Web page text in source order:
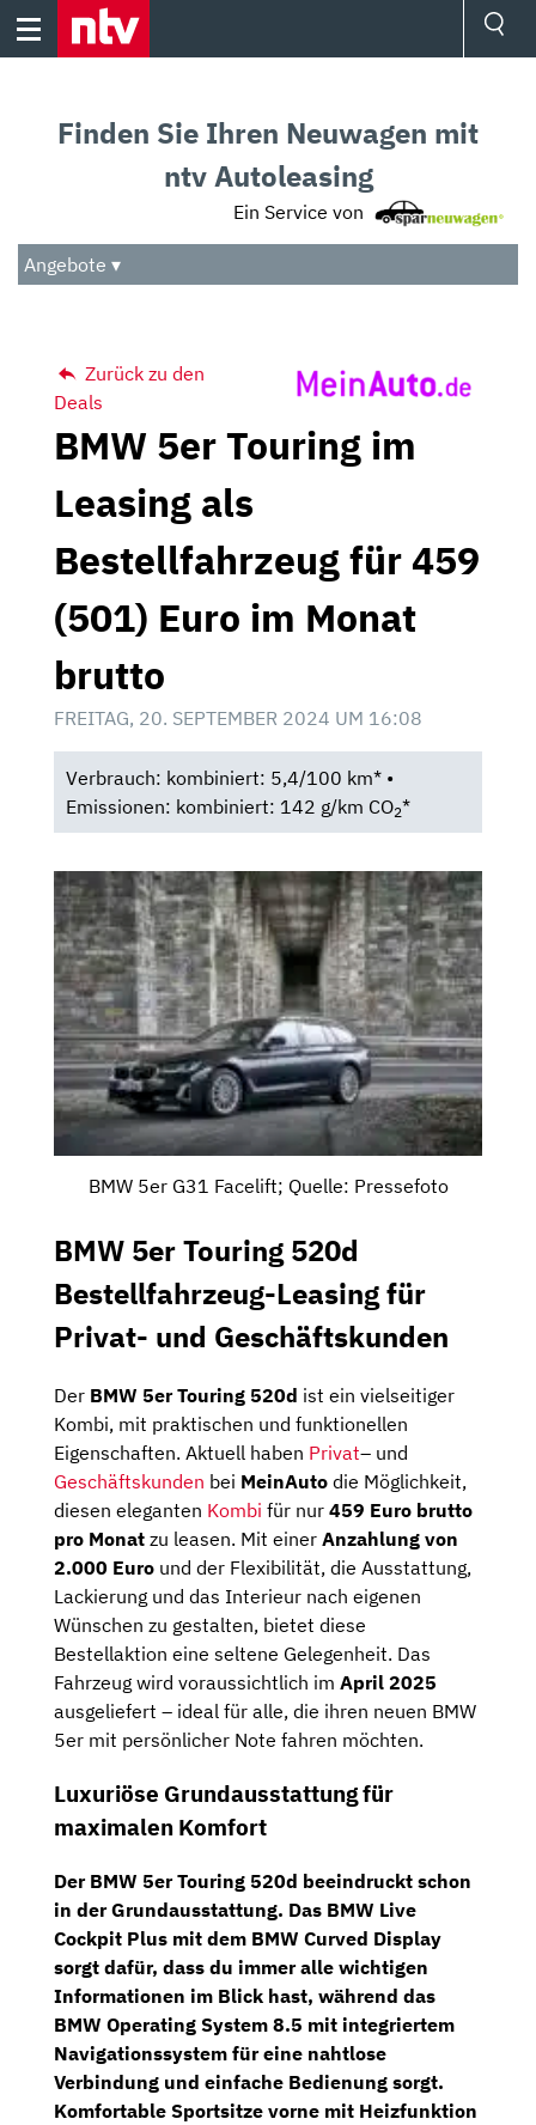
Skip
Audio
Das Beste
Finden Sie Ihren Neuwagen mit
ntv Autoleasing
Ein Service von
Angebote ▾
Zurück zu den
Deals
BMW 5er Touring im
Leasing als
Bestellfahrzeug für 459
(501) Euro im Monat
brutto
FREITAG, 20. SEPTEMBER 2024 UM 16:08
Verbrauch: kombiniert: 5,4/100 km* •
Emissionen: kombiniert: 142 g/km CO2*
BMW 5er G31 Facelift; Quelle: Pressefoto
BMW 5er Touring 520d
Bestellfahrzeug-Leasing für
Privat- und Geschäftskunden
Der BMW 5er Touring 520d ist ein vielseitiger
Kombi, mit praktischen und funktionellen
Eigenschaften. Aktuell haben Privat– und
Geschäftskunden bei MeinAuto die Möglichkeit,
diesen eleganten Kombi für nur 459 Euro brutto
pro Monat zu leasen. Mit einer Anzahlung von
2.000 Euro und der Flexibilität, die Ausstattung,
Lackierung und das Interieur nach eigenen
Wünschen zu gestalten, bietet diese
Bestellaktion eine seltene Gelegenheit. Das
Fahrzeug wird voraussichtlich im April 2025
ausgeliefert – ideal für alle, die ihren neuen BMW
5er mit persönlicher Note fahren möchten.
Luxuriöse Grundausstattung für
maximalen Komfort
Der BMW 5er Touring 520d beeindruckt schon
in der Grundausstattung. Das BMW Live
Cockpit Plus mit dem BMW Curved Display
sorgt dafür, dass du immer alle wichtigen
Informationen im Blick hast, während das
BMW Operating System 8.5 mit integriertem
Navigationssystem für eine nahtlose
Verbindung und einfache Bedienung sorgt.
Komfortable Sportsitze vorne mit Heizfunktion